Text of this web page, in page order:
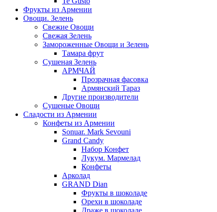
Фрукты из Армении
Овощи. Зелень
Свежие Овощи
Свежая Зелень
Замороженные Овощи и Зелень
Тамара фрут
Сушеная Зелень
АРМЧАЙ
Прозрачная фасовка
Армянский Тараз
Другие производители
Сушеные Овощи
Сладости из Армении
Конфеты из Армении
Sonuar. Mark Sevouni
Grand Candy
Набор Конфет
Лукум. Мармелад
Конфеты
Арколад
GRAND Dian
Фрукты в шоколаде
Орехи в шоколаде
Драже в шоколаде